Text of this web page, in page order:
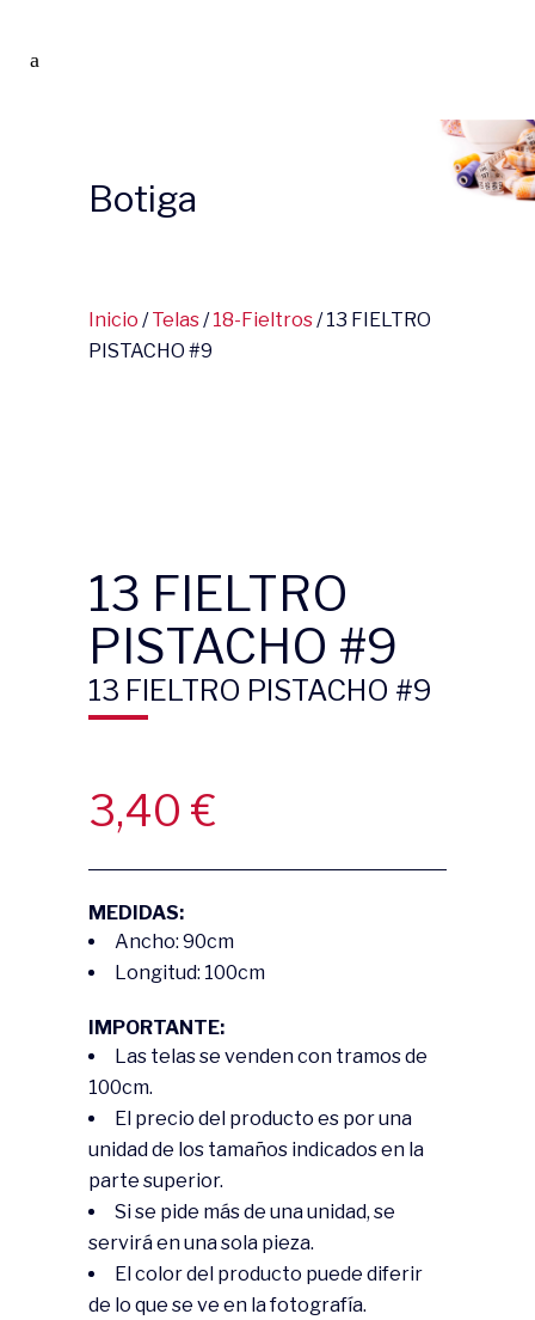
Botiga
Inicio /Telas/18-Fieltros/ 13 FIELTRO
PISTACHO #9
13 FIELTRO
PISTACHO #9
13 FIELTRO PISTACHO #9
3,40 €
MEDIDAS:
Ancho: 90cm
Longitud: 100cm
IMPORTANTE:
Las telas se venden con tramos de
100cm.
El precio del producto es por una
unidad de los tamaños indicados en la
parte superior.
Si se pide más de una unidad, se
servirá en una sola pieza.
El color del producto puede diferir
de lo que se ve en la fotografía.